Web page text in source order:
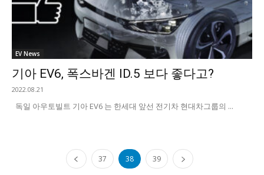
EV News
기아 EV6, 폭스바겐 ID.5 보다 좋다고?
2022.08.21
독일 아우토빌트 기아 EV6 는 한세대 앞선 전기차 현대차그룹의 ...
37 38 39